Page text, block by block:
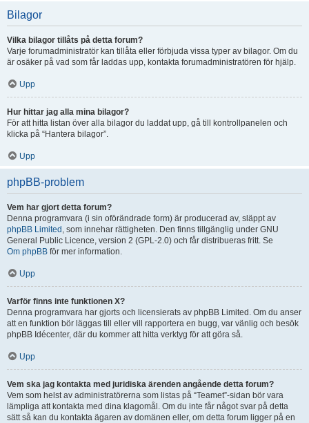
Bilagor
Vilka bilagor tillåts på detta forum?
Varje forumadministratör kan tillåta eller förbjuda vissa typer av bilagor. Om du
är osäker på vad som får laddas upp, kontakta forumadministratören för hjälp.
Upp
Hur hittar jag alla mina bilagor?
För att hitta listan över alla bilagor du laddat upp, gå till kontrollpanelen och
klicka på “Hantera bilagor”.
Upp
phpBB-problem
Vem har gjort detta forum?
Denna programvara (i sin oförändrade form) är producerad av, släppt av
phpBB Limited , som innehar rättigheten. Den finns tillgänglig under GNU
General Public Licence, version 2 (GPL-2.0) och får distribueras fritt. Se
Om phpBB för mer information.
Upp
Varför finns inte funktionen X?
Denna programvara har gjorts och licensierats av phpBB Limited. Om du anser
att en funktion bör läggas till eller vill rapportera en bugg, var vänlig och besök
phpBB Idécenter, där du kommer att hitta verktyg för att göra så.
Upp
Vem ska jag kontakta med juridiska ärenden angående detta forum?
Vem som helst av administratörerna som listas på “Teamet”-sidan bör vara
lämpliga att kontakta med dina klagomål. Om du inte får något svar på detta
sätt så kan du kontakta ägaren av domänen eller, om detta forum ligger på en